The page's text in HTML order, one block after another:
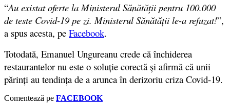
“Au existat oferte la Ministerul Sănătății pentru 100.000
de teste Covid-19 pe zi. Ministerul Sănătății le-a refuzat!”,
a spus acesta, pe Facebook.
Totodată, Emanuel Ungureanu crede că închiderea
restaurantelor nu este o soluție corectă și afirmă că unii
părinți au tendința de a arunca în derizoriu criza Covid-19.
Comentează pe FACEBOOK